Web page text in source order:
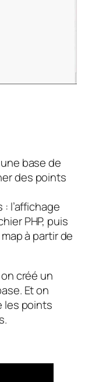
base de
des points
l’affichage
PHP, puis
à partir de
créé un
Et on
les points